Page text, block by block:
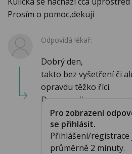
Prosím o pomoc,dekuji
Odpovídá lékař:
Dobrý den,
takto bez vyšetření či
opravdu těžko říci.
Doporucujir...
Pro zobrazení
se přihlásit.
Přihlášení/registrace
průměrně 2 minuty.